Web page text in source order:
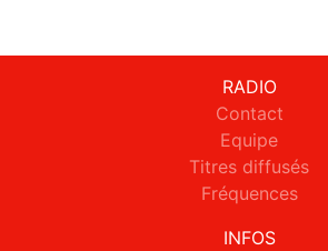
RADIO
Contact
Equipe
Titres diffusés
Fréquences
INFOS